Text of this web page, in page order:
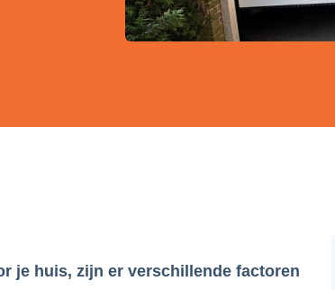
je huis, zijn er verschillende factoren